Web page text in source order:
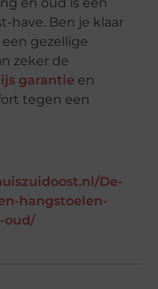
have. Ben je klaar
gezellige
zeker de
garantie en
tegen een
De-
hangstoelen-
oud/